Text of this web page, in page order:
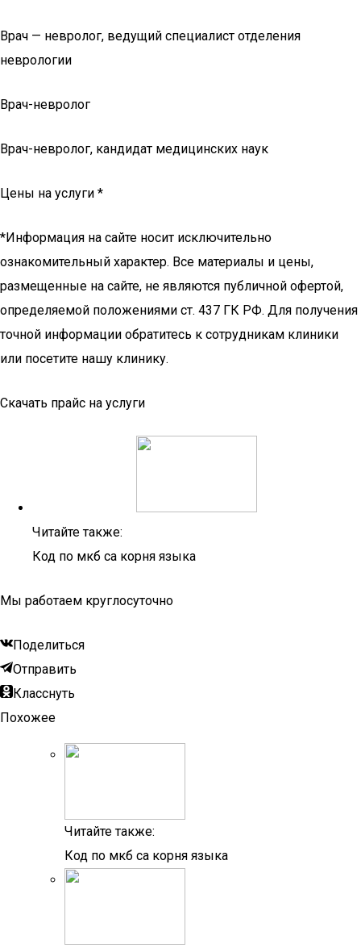
Врач — невролог, ведущий специалист отделения
неврологии
Врач-невролог
Врач-невролог, кандидат медицинских наук
Цены на услуги *
*Информация на сайте носит исключительно
ознакомительный характер. Все материалы и цены,
размещенные на сайте, не являются публичной офертой,
определяемой положениями ст. 437 ГК РФ. Для получения
точной информации обратитесь к сотрудникам клиники
или посетите нашу клинику.
Скачать прайс на услуги
Читайте также:
Код по мкб са корня языка
Мы работаем круглосуточно
Поделиться
Отправить
Класснуть
Похожее
Читайте также:
Код по мкб са корня языка